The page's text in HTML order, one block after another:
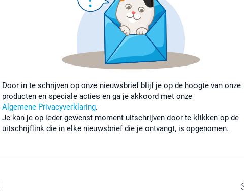
Door in te schrijven op onze nieuwsbrief blijf je op de hoogte van onze
producten en speciale acties en ga je akkoord met onze
Algemene Privacyverklaring.
Je kan je op ieder gewenst moment uitschrijven door te klikken op de
uitschrijflink die in elke nieuwsbrief die je ontvangt, is opgenomen.